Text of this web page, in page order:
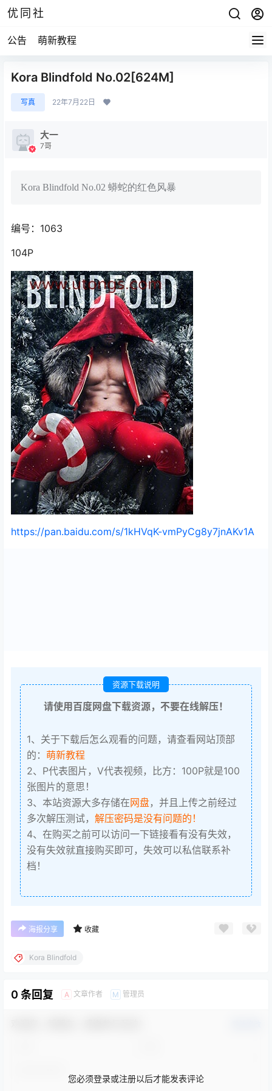
优同社
公告 萌新教程
Kora Blindfold No.02[624M]
写真 22年7月22日
大一
7哥
Kora Blindfold No.02 蟒蛇的红色风暴
编号：1063
104P
https://pan.baidu.com/s/1kHVqK-vmPyCg8y7jnAKv1A
资源下载说明
请使用百度网盘下载资源，不要在线解压！
1、关于下载后怎么观看的问题，请查看网站顶部
的： 萌新教程
2、P代表图片，V代表视频，比方：100P就是100
张图片的意思！
3、本站资源大多存储在网盘，并且上传之前经过
多次解压测试， 解压密码是没有问题的！
4、在购买之前可以访问一下链接看有没有失效，
没有失效就直接购买即可，失效可以私信联系补
档！
海报分享 收藏
Kora Blindfold
0 条回复 A 文章作者 M 管理员
您必须登录或注册以后才能发表评论